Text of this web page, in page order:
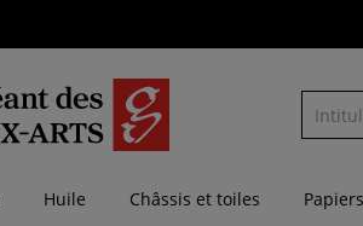
Huile Châssis et toiles Papiers